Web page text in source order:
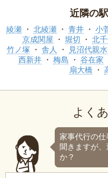
近隣の
綾瀬 北綾瀬 青井 小
京成関屋
堀切 北
竹ノ塚
舎人 見沼代親
西新井
梅島 谷在家
扇大橋
よく
家事代行の
聞きますが
か？